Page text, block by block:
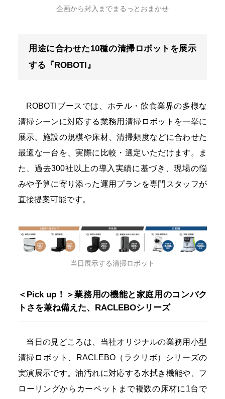
企画から封入までまるっとおまかせ
用途に合わせた10種の清掃ロボットを展示
する『ROBOTI』
ROBOTIブースでは、ホテル・飲食業界の多様な
清掃シーンに対応する業務用清掃ロボットを一挙に
展示。施設の規模や床材、清掃頻度などに合わせた
最適な一台を、実際に比較・選定いただけます。ま
た、過去300社以上の導入実績に基づき、現場の悩
みや予算に寄り添った運用プランを専門スタッフが
直接提案可能です。
当日展示する清掃ロボット
＜Pick up！＞業務用の機能と家庭用のコンパク
トさを兼ね備えた、RACLEBOシリーズ
当日の見どころは、当社オリジナルの業務用小型
清掃ロボット、RACLEBO（ラクリボ）シリーズの
実演展示です。油汚れに対応する水拭き機能や、フ
ローリングからカーペットまで複数の床材に1台で